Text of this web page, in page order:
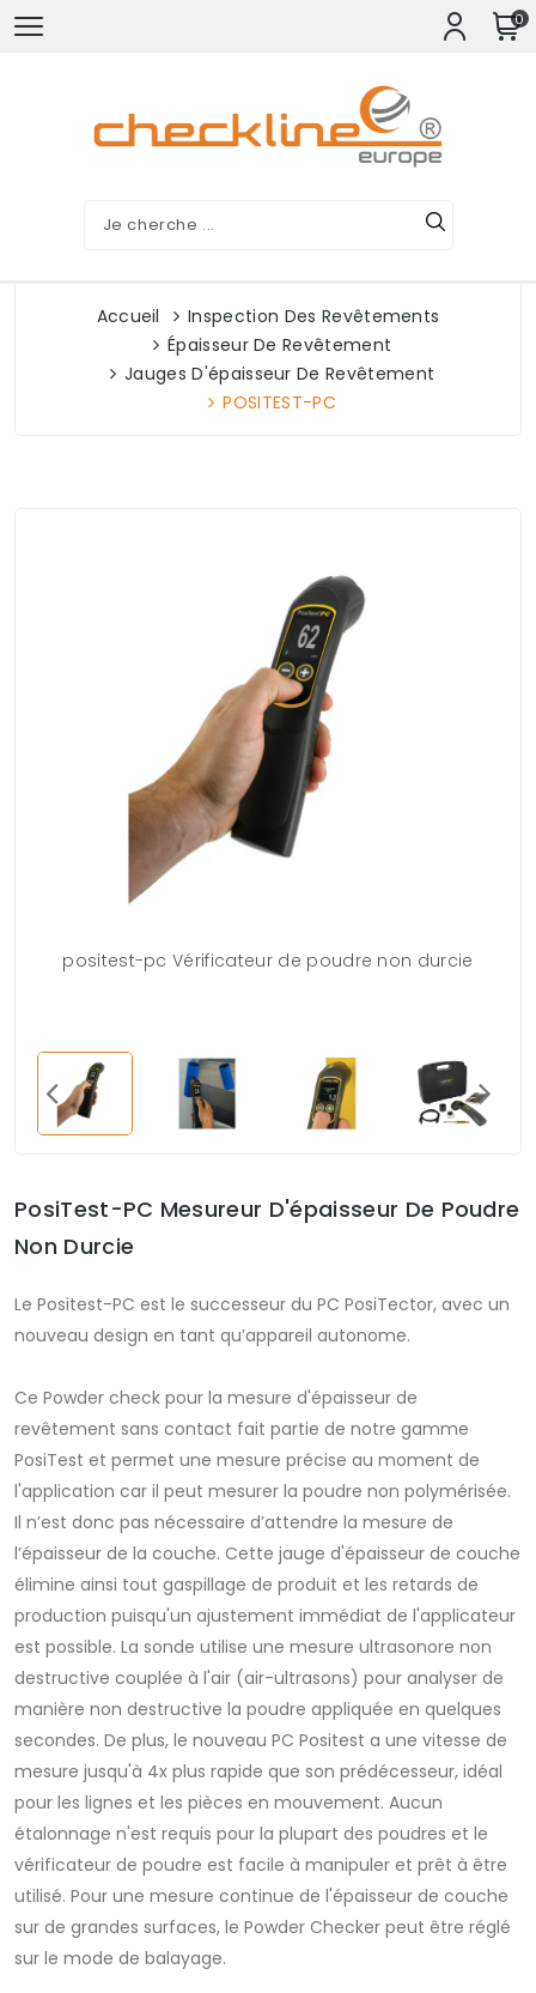
0
Accueil
Inspection Des Revêtements
Épaisseur De Revêtement
Jauges D'épaisseur De Revêtement
POSITEST-PC
positest-pc Vérificateur de poudre non durcie
PosiTest-PC Mesureur D'épaisseur De Poudre
Non Durcie
Le Positest-PC est le successeur du PC PosiTector, avec un
nouveau design en tant qu’appareil autonome.
Ce Powder check pour la mesure d'épaisseur de
revêtement sans contact fait partie de notre gamme
PosiTest et permet une mesure précise au moment de
l'application car il peut mesurer la poudre non polymérisée.
Il n’est donc pas nécessaire d’attendre la mesure de
l’épaisseur de la couche. Cette jauge d'épaisseur de couche
élimine ainsi tout gaspillage de produit et les retards de
production puisqu'un ajustement immédiat de l'applicateur
est possible. La sonde utilise une mesure ultrasonore non
destructive couplée à l'air (air-ultrasons) pour analyser de
manière non destructive la poudre appliquée en quelques
secondes. De plus, le nouveau PC Positest a une vitesse de
mesure jusqu'à 4x plus rapide que son prédécesseur, idéal
pour les lignes et les pièces en mouvement. Aucun
étalonnage n'est requis pour la plupart des poudres et le
vérificateur de poudre est facile à manipuler et prêt à être
utilisé. Pour une mesure continue de l'épaisseur de couche
sur de grandes surfaces, le Powder Checker peut être réglé
sur le mode de balayage.